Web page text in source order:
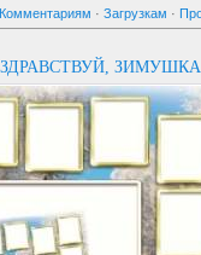
Комментариям · Загрузкам ·